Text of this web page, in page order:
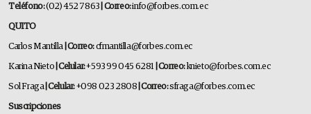
Teléfono:(02) 452 7863 | Correo:info@forbes.com.ec
QUITO
Carlos Mantilla | Correo:cfmantilla@forbes.com.ec
Karina Nieto | Celular:+593 99 045 6281 | Correo:knieto@forbes.com.ec
Sol Fraga| Celular:+098 023 2808 | Correo:sfraga@forbes.com.ec
Suscripciones